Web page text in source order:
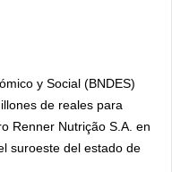
y Social (BNDES)
de reales para
Renner Nutrição S.A. en
suroeste del estado de